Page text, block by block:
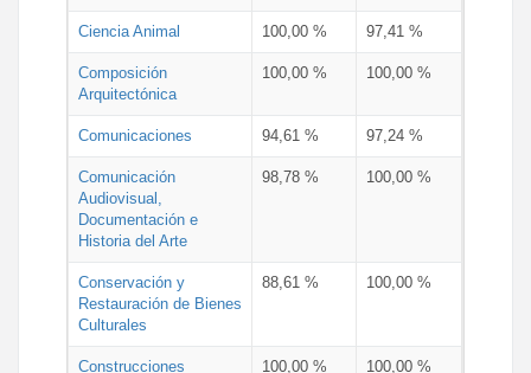
Ciencia Animal 100,00 % 97,41 %
Composición
Arquitectónica
100,00 % 100,00 %
Comunicaciones 94,61 % 97,24 %
Comunicación
Audiovisual,
Documentación e
Historia del Arte
98,78 % 100,00 %
Conservación y
Restauración de Bienes
Culturales
88,61 % 100,00 %
Construcciones
100,00 % 100,00 %